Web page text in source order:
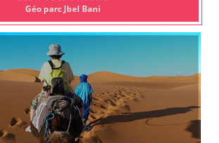
Géo parc Jbel Bani